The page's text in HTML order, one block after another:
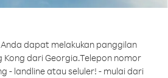
dapat melakukan panggilan
Kong dari Georgia.Telepon nomor
- landline atau seluler! - mulai dari